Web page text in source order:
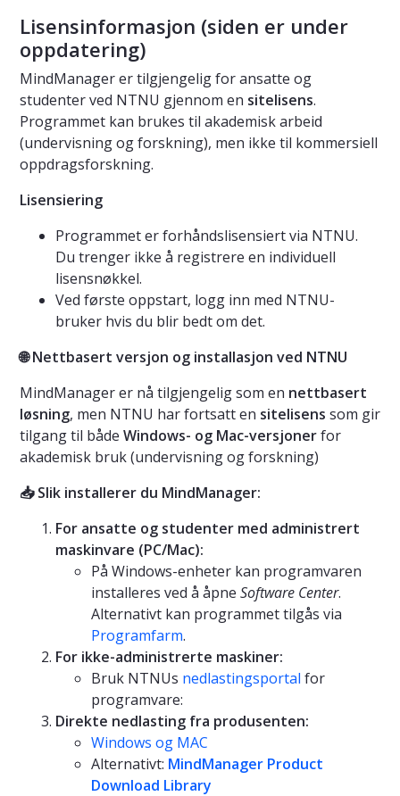
Lisensinformasjon (siden er under
oppdatering)
MindManager er tilgjengelig for ansatte og
studenter ved NTNU gjennom en sitelisens.
Programmet kan brukes til akademisk arbeid
(undervisning og forskning), men ikke til kommersiell
oppdragsforskning.
Lisensiering
Programmet er forhåndslisensiert via NTNU.
Du trenger ikke å registrere en individuell
lisensnøkkel.
Ved første oppstart, logg inn med NTNU-
bruker hvis du blir bedt om det.
🌐 Nettbasert versjon og installasjon ved NTNU
MindManager er nå tilgjengelig som en nettbasert
løsning, men NTNU har fortsatt en sitelisens som gir
tilgang til både Windows- og Mac-versjonerfor
akademisk bruk (undervisning og forskning)
📥 Slik installerer du MindManager:
For ansatte og studenter med administrert
maskinvare (PC/Mac):
På Windows-enheter kan programvaren
installeres ved å åpne Software Center.
Alternativt kan programmet tilgås via
Programfarm.
For ikke-administrerte maskiner:
Bruk NTNUs nedlastingsportal for
programvare:
Direkte nedlasting fra produsenten:
Windows og MAC
Alternativt: MindManager Product
Download Library